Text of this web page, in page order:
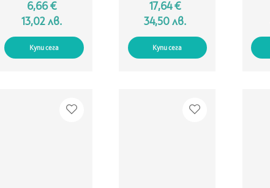
6,66 €
13,02 лв.
Купи сега
17,64 €
34,50 лв.
Купи сега